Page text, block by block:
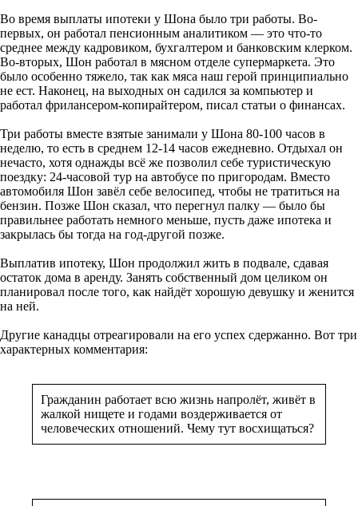
Во время выплаты ипотеки у Шона было три работы. Во-
первых, он работал пенсионным аналитиком — это что-то
среднее между кадровиком, бухгалтером и банковским клерком.
Во-вторых, Шон работал в мясном отделе супермаркета. Это
было особенно тяжело, так как мяса наш герой принципиально
не ест. Наконец, на выходных он садился за компьютер и
работал фрилансером-копирайтером, писал статьи о финансах.
Три работы вместе взятые занимали у Шона 80-100 часов в
неделю, то есть в среднем 12-14 часов ежедневно. Отдыхал он
нечасто, хотя однажды всё же позволил себе туристическую
поездку: 24-часовой тур на автобусе по пригородам. Вместо
автомобиля Шон завёл себе велосипед, чтобы не тратиться на
бензин. Позже Шон сказал, что перегнул палку — было бы
правильнее работать немного меньше, пусть даже ипотека и
закрылась бы тогда на год-другой позже.
Выплатив ипотеку, Шон продолжил жить в подвале, сдавая
остаток дома в аренду. Занять собственный дом целиком он
планировал после того, как найдёт хорошую девушку и женится
на ней.
Другие канадцы отреагировали на его успех сдержанно. Вот три
характерных комментария:
Гражданин работает всю жизнь напролёт, живёт в
жалкой нищете и годами воздерживается от
человеческих отношений. Чему тут восхищаться?